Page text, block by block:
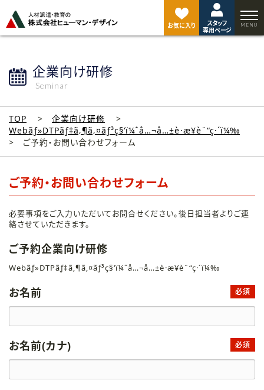
お気に入り
スタッフ
専用ページ
企業向け研修
Seminar
TOP
企業向け研修
Webãƒ»DTPãƒ‡ã‚¶ã‚¤ãƒ³ç§‘ï¼ˆå…¬å…±è·æ¥­è¨“ç·´ï¼‰
ご予約・お問い合わせフォーム
ご予約・お問い合わせフォーム
必要事項をご入力いただいてお問合せください。後日担当者よりご連
絡させていただきます。
ご予約企業向け研修
Webãƒ»DTPãƒ‡ã‚¶ã‚¤ãƒ³ç§‘ï¼ˆå…¬å…±è·æ¥­è¨“ç·´ï¼‰
お名前 必須
お名前(カナ) 必須
ジ
ト